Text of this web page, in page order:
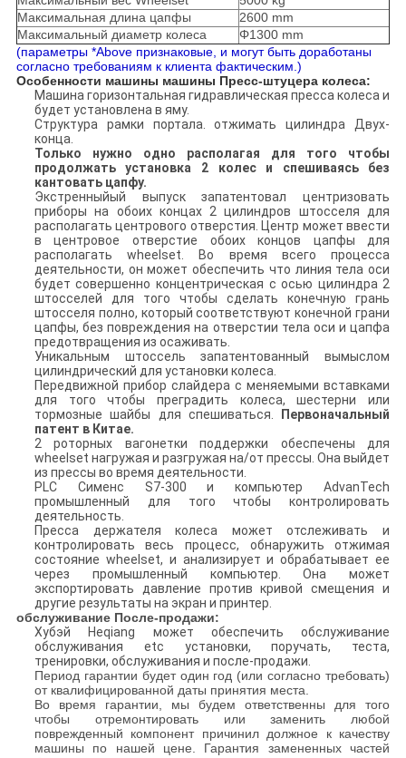
Максимальная длина цапфы
2600 mm
Максимальный диаметр колеса
Φ1300 mm
(параметры *Above признаковые, и могут быть доработаны
согласно требованиям к клиента фактическим.)
Особенности машины машины Пресс-штуцера колеса:
Машина горизонтальная гидравлическая пресса колеса и
будет установлена в яму.
Структура рамки портала.отжимать цилиндра Двух-
конца.
Только нужно одно располагая для того чтобы
продолжать установка 2 колес и спешиваясь без
кантовать цапфу.
Экстренныйый выпуск запатентовал центризовать
приборы на обоих концах 2 цилиндров штосселя для
располагать центрового отверстия. Центр может ввести
в центровое отверстие обоих концов цапфы для
располагать wheelset. Во время всего процесса
деятельности, он может обеспечить что линия тела оси
будет совершенно концентрическая с осью цилиндра 2
штосселей для того чтобы сделать конечную грань
штосселя полно, который соответствуют конечной грани
цапфы, без повреждения на отверстии тела оси и цапфа
предотвращения из осаживать.
Уникальным штоссель запатентованный вымыслом
цилиндрический для установки колеса.
Передвижной прибор слайдера с меняемыми вставками
для того чтобы преградить колеса, шестерни или
тормозные шайбы для спешиваться.
Первоначальный
патент в Китае.
2 роторных вагонетки поддержки обеспечены для
wheelset нагружая и разгружая на/от прессы. Она выйдет
из прессы во время деятельности.
PLC Сименс S7-300 и компьютер AdvanTech
промышленный для того чтобы контролировать
деятельность.
Пресса держателя колеса может отслеживать и
контролировать весь процесс, обнаружить отжимая
состояние wheelset, и анализирует и обрабатывает ее
через промышленный компьютер. Она может
экспортировать давление против кривой смещения и
другие результаты на экран и принтер.
обслуживание После-продажи:
Хубэй Heqiang может обеспечить обслуживание
обслуживания etc установки, поручать, теста,
тренировки, обслуживания и после-продажи.
Период гарантии будет один год (или согласно требовать)
от квалифицированной даты принятия места.
Во время гарантии, мы будем ответственны для того
чтобы отремонтировать или заменить любой
поврежденный компонент причинил должное к качеству
машины по нашей цене. Гарантия замененных частей